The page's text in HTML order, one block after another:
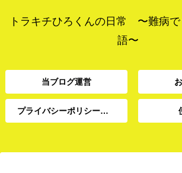
トラキチひろくんの日常 〜難病
語〜
当ブログ運営
プライバシーポリシー、免責事項